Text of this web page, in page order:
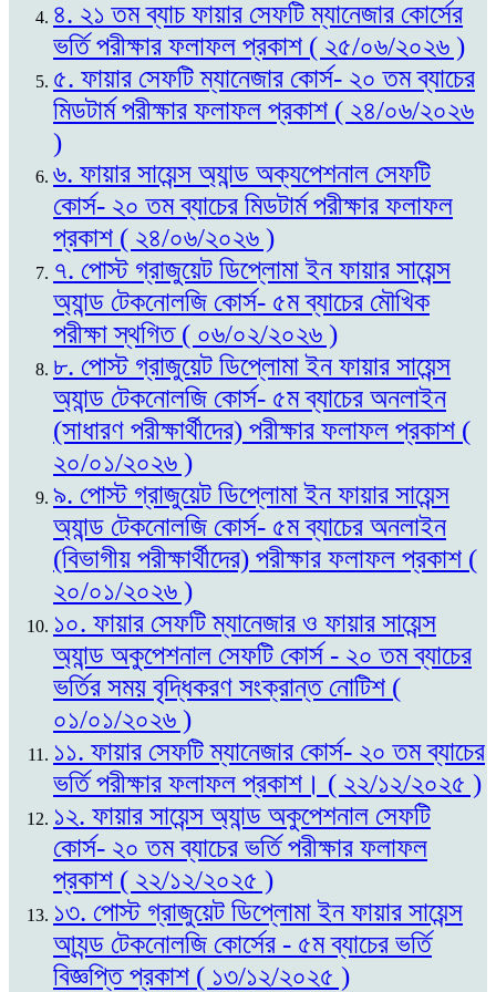
৪. ২১ তম ব্যাচ ফায়ার সেফটি ম্যানেজার কোর্সের
ভর্তি পরীক্ষার ফলাফল প্রকাশ ( ২৫/০৬/২০২৬ )
৫. ফায়ার সেফটি ম্যানেজার কোর্স- ২০ তম ব্যাচের
মিডটার্ম পরীক্ষার ফলাফল প্রকাশ ( ২৪/০৬/২০২৬
)
৬. ফায়ার সায়েন্স অ্যান্ড অক্যপেশনাল সেফটি
কোর্স- ২০ তম ব্যাচের মিডটার্ম পরীক্ষার ফলাফল
প্রকাশ ( ২৪/০৬/২০২৬ )
৭. পোস্ট গ্রাজুয়েট ডিপ্লোমা ইন ফায়ার সায়েন্স
অ্যান্ড টেকনোলজি কোর্স- ৫ম ব্যাচের মৌখিক
পরীক্ষা স্থগিত ( ০৬/০২/২০২৬ )
৮. পোস্ট গ্রাজুয়েট ডিপ্লোমা ইন ফায়ার সায়েন্স
অ্যান্ড টেকনোলজি কোর্স- ৫ম ব্যাচের অনলাইন
(সাধারণ পরীক্ষার্থীদের) পরীক্ষার ফলাফল প্রকাশ (
২০/০১/২০২৬ )
৯. পোস্ট গ্রাজুয়েট ডিপ্লোমা ইন ফায়ার সায়েন্স
অ্যান্ড টেকনোলজি কোর্স- ৫ম ব্যাচের অনলাইন
(বিভাগীয় পরীক্ষার্থীদের) পরীক্ষার ফলাফল প্রকাশ (
২০/০১/২০২৬ )
১০. ফায়ার সেফটি ম্যানেজার ও ফায়ার সায়েন্স
অ্যান্ড অকুপেশনাল সেফটি কোর্স - ২০ তম ব্যাচের
ভর্তির সময় বৃদ্ধিকরণ সংক্রান্ত নোটিশ (
০১/০১/২০২৬ )
১১. ফায়ার সেফটি ম্যানেজার কোর্স- ২০ তম ব্যাচের
ভর্তি পরীক্ষার ফলাফল প্রকাশ। ( ২২/১২/২০২৫ )
১২. ফায়ার সায়েন্স অ্যান্ড অকুপেশনাল সেফটি
কোর্স- ২০ তম ব্যাচের ভর্তি পরীক্ষার ফলাফল
প্রকাশ ( ২২/১২/২০২৫ )
১৩. পোস্ট গ্রাজুয়েট ডিপ্লোমা ইন ফায়ার সায়েন্স
আ্যন্ড টেকনোলজি কোর্সের - ৫ম ব্যাচের ভর্তি
বিজ্ঞপ্তি প্রকাশ ( ১৩/১২/২০২৫ )